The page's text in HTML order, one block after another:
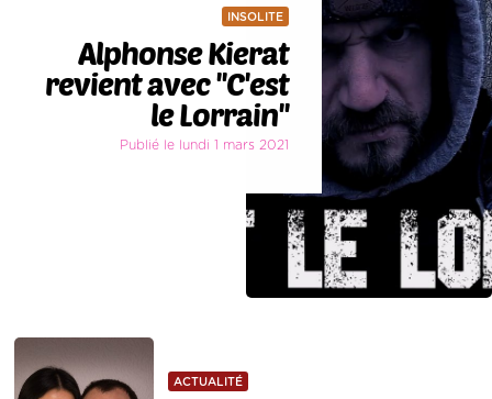
INSOLITE
Alphonse Kierat
revient avec ''C'est
le Lorrain''
Publié le lundi 1 mars 2021
ACTUALITÉ